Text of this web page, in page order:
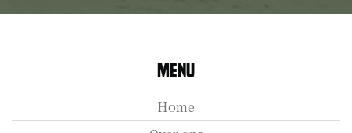
Menu
Home